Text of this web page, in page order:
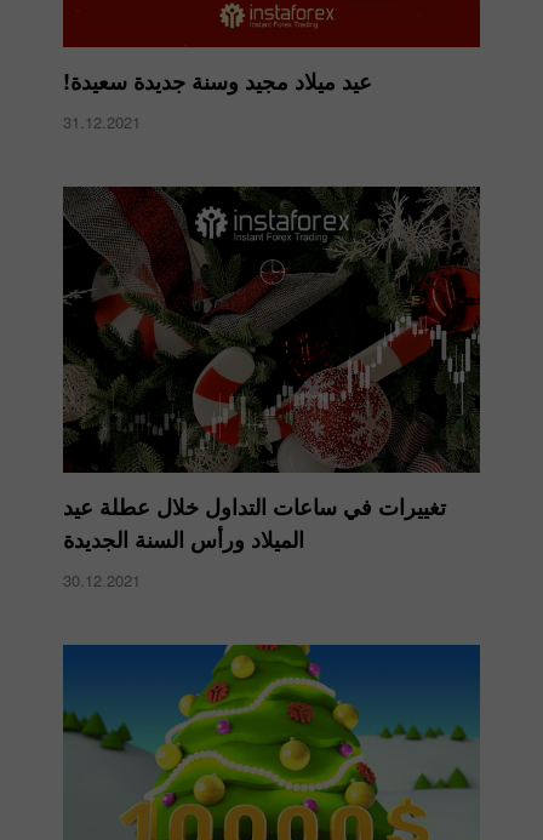
عيد ميلاد مجيد وسنة جديدة سعيدة!
31.12.2021
تغييرات في ساعات التداول خلال عطلة عيد
الميلاد ورأس السنة الجديدة
30.12.2021